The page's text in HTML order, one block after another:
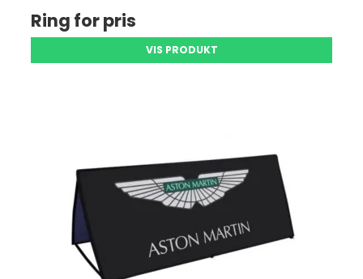
Ring for pris
VIS PRODUKT